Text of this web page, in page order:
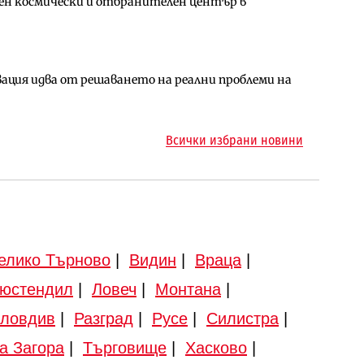
идва от решаването на реални проблеми на
план за магистралата Русе – Велико
„на ръчно управление“ общинската
Всички избрани новини
Търново Видин Враца
Ловеч Монтана
Разград Русе Силистра
Загора Търговище Хасково